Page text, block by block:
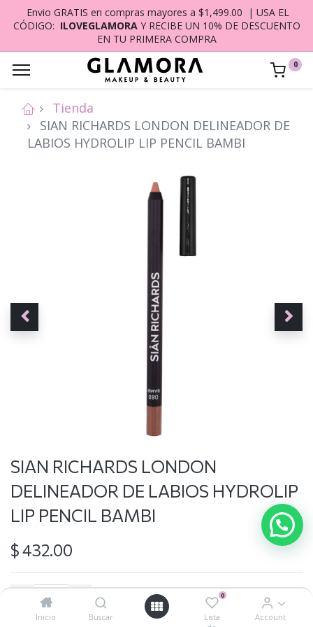
Inicio Buscar
0
Lista
Account
Envio GRATIS en compras mayores a $1,499.00 | USA EL
CÓDIGO: ILOVEGLAMORA Y RECIBE UN 10% DE DESCUENTO
EN TU PRIMERA COMPRA
0
Tienda
SIAN RICHARDS LONDON DELINEADOR DE
LABIOS HYDROLIP LIP PENCIL BAMBI
SIAN RICHARDS LONDON
DELINEADOR DE LABIOS HYDROLIP
LIP PENCIL BAMBI
$432.00